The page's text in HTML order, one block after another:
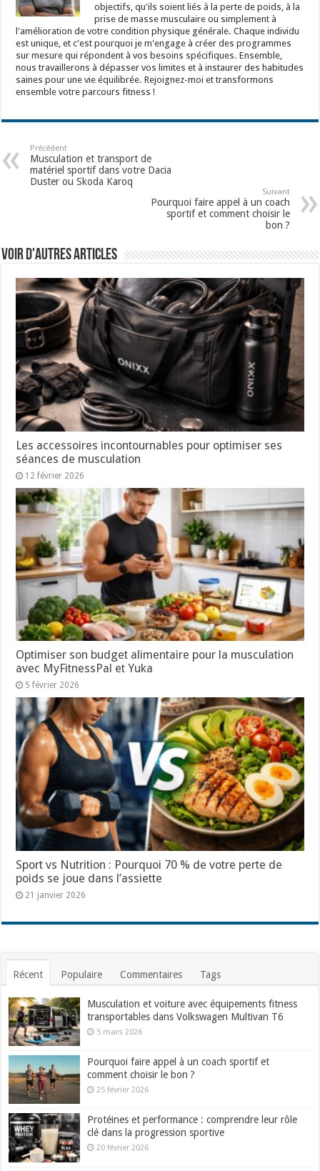
objectifs, qu'ils soient liés à la perte de poids, à la
prise de masse musculaire ou simplement à
l'amélioration de votre condition physique générale. Chaque individu
est unique, et c'est pourquoi je m'engage à créer des programmes
sur mesure qui répondent à vos besoins spécifiques. Ensemble,
nous travaillerons à dépasser vos limites et à instaurer des habitudes
saines pour une vie équilibrée. Rejoignez-moi et transformons
ensemble votre parcours fitness !
Précédent
Musculation et transport de
matériel sportif dans votre Dacia
Duster ou Skoda Karoq
Suivant
Pourquoi faire appel à un coach
sportif et comment choisir le
bon ?
Voir d'autres articles
Les accessoires incontournables pour optimiser ses
séances de musculation
12 février 2026
Optimiser son budget alimentaire pour la musculation
avec MyFitnessPal et Yuka
5 février 2026
Sport vs Nutrition : Pourquoi 70 % de votre perte de
poids se joue dans l’assiette
21 janvier 2026
Récent Populaire Commentaires Tags
Musculation et voiture avec équipements fitness
transportables dans Volkswagen Multivan T6
5 mars 2026
Pourquoi faire appel à un coach sportif et
comment choisir le bon ?
25 février 2026
Protéines et performance : comprendre leur rôle
clé dans la progression sportive
20 février 2026